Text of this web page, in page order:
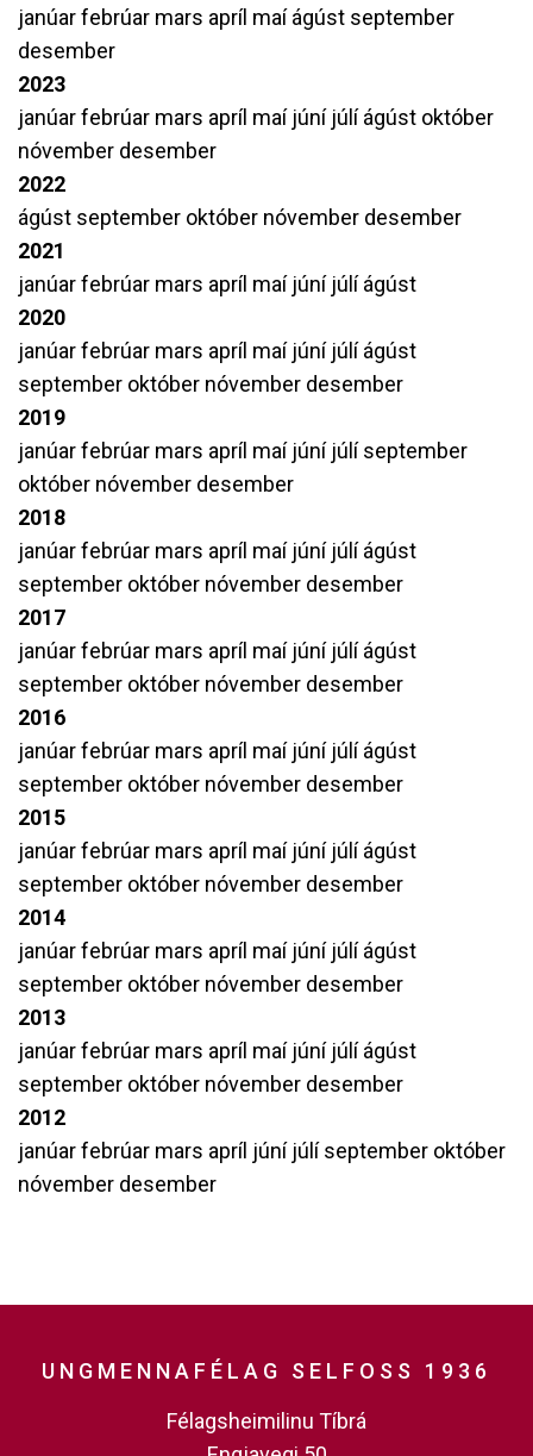
janúarfebrúar mars apríl maíágúst september
desember
2023
janúarfebrúar mars apríl maí júní júlíágúst október
nóvember desember
2022
ágúst september október nóvember desember
2021
janúarfebrúar mars apríl maí júní júlíágúst
2020
janúarfebrúar mars apríl maí júní júlíágúst
september október nóvember desember
2019
janúarfebrúar mars apríl maí júní júlíseptember
október nóvember desember
2018
janúarfebrúar mars apríl maí júní júlíágúst
september október nóvember desember
2017
janúarfebrúar mars apríl maí júní júlíágúst
september október nóvember desember
2016
janúarfebrúar mars apríl maí júní júlíágúst
september október nóvember desember
2015
janúarfebrúar mars apríl maí júní júlíágúst
september október nóvember desember
2014
janúarfebrúar mars apríl maí júní júlíágúst
september október nóvember desember
2013
janúarfebrúar mars apríl maí júní júlíágúst
september október nóvember desember
2012
janúarfebrúar mars apríl júní júlíseptember október
nóvember desember
UNGMENNAFÉLAG SELFOSS 1936
Félagsheimilinu Tíbrá